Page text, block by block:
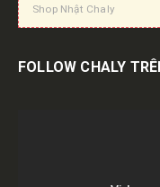
Shop Nhật Chaly
FOLLOW CHALY